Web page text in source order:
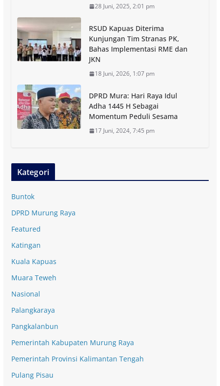
28 Juni, 2025, 2:01 pm
RSUD Kapuas Diterima
Kunjungan Tim Stranas PK,
Bahas Implementasi RME dan
JKN
18 Juni, 2026, 1:07 pm
DPRD Mura: Hari Raya Idul
Adha 1445 H Sebagai
Momentum Peduli Sesama
17 Juni, 2024, 7:45 pm
Kategori
Buntok
DPRD Murung Raya
Featured
Katingan
Kuala Kapuas
Muara Teweh
Nasional
Palangkaraya
Pangkalanbun
Pemerintah Kabupaten Murung Raya
Pemerintah Provinsi Kalimantan Tengah
Pulang Pisau